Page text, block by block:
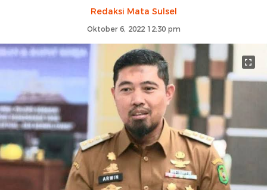
Redaksi Mata Sulsel
Oktober 6, 2022 12:30 pm